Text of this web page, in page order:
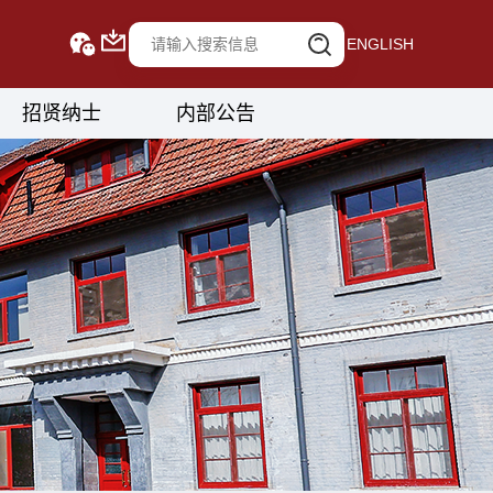
ENGLISH
招贤纳士 内部公告